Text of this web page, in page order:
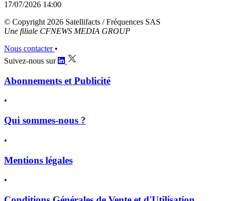
17/07/2026 14:00
© Copyright 2026 Satellifacts / Fréquences SAS
Une filiale CFNEWS MEDIA GROUP
Nous contacter •
Suivez-nous sur
Abonnements et Publicité
•
Qui sommes-nous ?
•
Mentions légales
•